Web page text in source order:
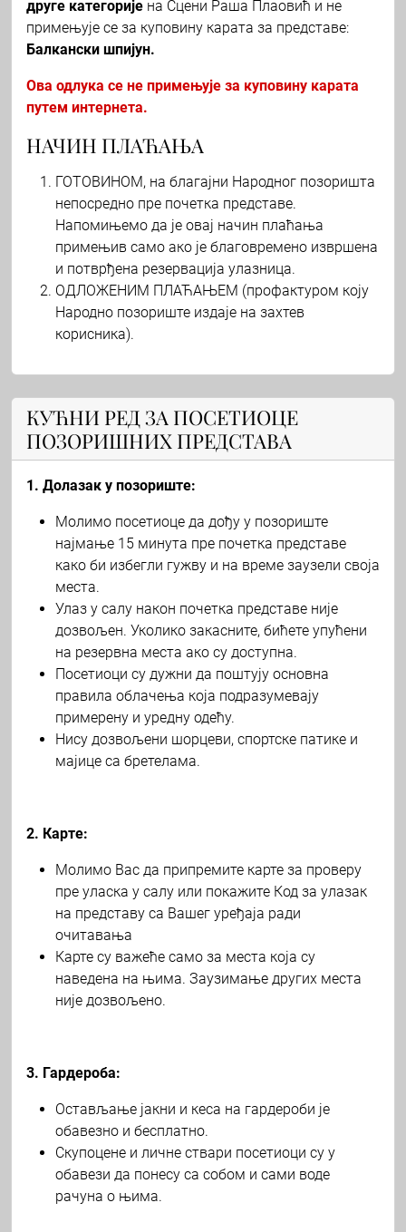
друге категорије на Сцени Раша Плаовић и не
примењује се за куповину карата за представе:
Балкански шпијун.
Ова одлука се не примењује за куповину карата
путем интернета.
НАЧИН ПЛАЋАЊА
ГОТОВИНОМ, на благајни Народног позоришта
непосредно пре почетка представе.
Напомињемо да је овај начин плаћања
примењив само ако је благовремено извршена
и потврђена резервација улазница.
ОДЛОЖЕНИМ ПЛАЋАЊЕМ (профактуром коју
Народно позориште издаје на захтев
корисника).
КУЋНИ РЕД ЗА ПОСЕТИОЦЕ
ПОЗОРИШНИХ ПРЕДСТАВА
1. Долазак у позориште:
Молимо посетиоце да дођу у позориште
најмање 15 минута пре почетка представе
како би избегли гужву и на време заузели своја
места.
Улаз у салу након почетка представе није
дозвољен. Уколико закасните, бићете упућени
на резервна места ако су доступна.
Посетиоци су дужни да поштују основна
правила облачења која подразумевају
примерену и уредну одећу.
Нису дозвољени шорцеви, спортске патике и
мајице са бретелама.
2. Карте:
Молимо Вас да припремите карте за проверу
пре уласка у салу или покажите Код за улазак
на представу са Вашег уређаја ради
очитавања
Карте су важеће само за места која су
наведена на њима. Заузимање других места
није дозвољено.
3. Гардероба:
Остављање јакни и кеса на гардероби је
обавезно и бесплатно.
Скупоцене и личне ствари посетиоци су у
обавези да понесу са собом и сами воде
рачуна о њима.